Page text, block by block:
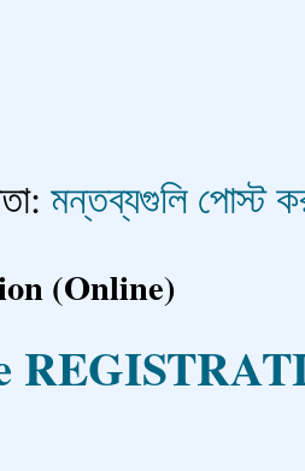
মন্তব্যগুলি পোস্ট
(Online)